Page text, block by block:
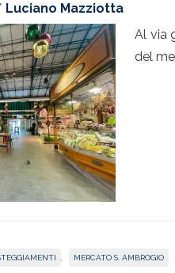
Luciano Mazziotta
Al via
del
MERCATO S. AMBROGIO